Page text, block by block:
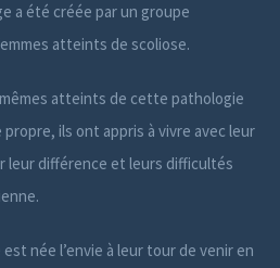
a été créée par un groupe
atteints de scoliose.
atteints de cette pathologie
ils ont appris à vivre avec leur
leur différence et leurs difficultés
née l’envie à leur tour de venir en